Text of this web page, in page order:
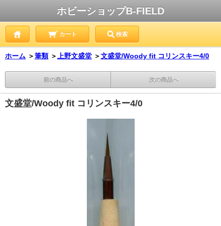
ホビーショップB-FIELD
カート 検索
ホーム ＞筆類 ＞ 上野文盛堂 ＞文盛堂/Woody fit コリンスキー4/0
前の商品へ 次の商品へ
文盛堂/Woody fit コリンスキー4/0